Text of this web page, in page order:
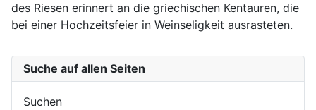
des Riesen erinnert an die griechischen Kentauren, die
bei einer Hochzeitsfeier in Weinseligkeit ausrasteten.
Suche auf allen Seiten
Suchen